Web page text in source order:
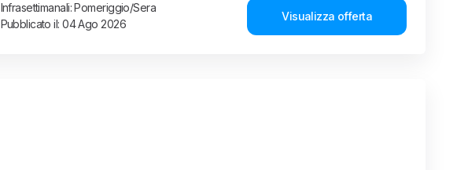
Infrasettimanali: Pomeriggio/Sera
Pubblicato il: 04 Ago 2026
Visualizza offerta